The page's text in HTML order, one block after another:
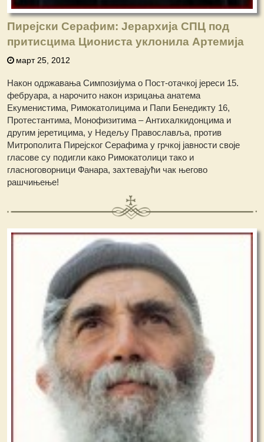
Пирејски Серафим: Јерархија СПЦ под
притисцима Циониста уклонила Артемија
март 25, 2012
Након одржавања Симпозијума о Пост-отачкој јереси 15.
фебруара, а нарочито након изрицања анатема
Екуменистима, Римокатолицима и Папи Бенедикту 16,
Протестантима, Монофизитима – Антихалкидонцима и
другим јеретицима, у Недељу Православља, против
Митрополита Пирејског Серафима у грчкој јавности своје
гласове су подигли како Римокатолици тако и
гласноговорници Фанара, захтевајући чак његово
рашчињење!